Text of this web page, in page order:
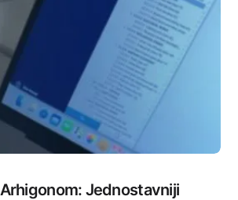
Jednostavniji